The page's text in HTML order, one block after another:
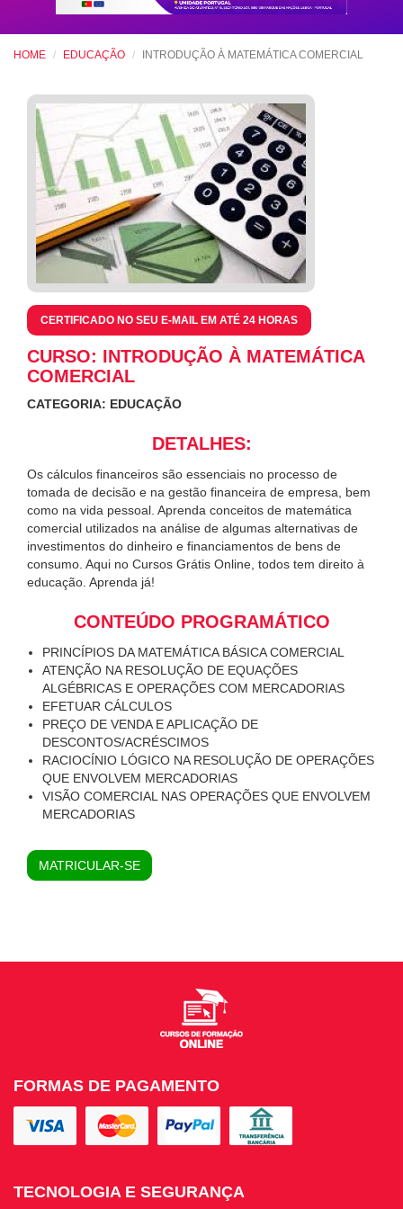
HOME EDUCAÇÃO INTRODUÇÃO À MATEMÁTICA COMERCIAL
CERTIFICADO NO SEU E-MAIL EM ATÉ 24 HORAS
CURSO: INTRODUÇÃO À MATEMÁTICA
COMERCIAL
CATEGORIA: EDUCAÇÃO
DETALHES:
Os cálculos financeiros são essenciais no processo de
tomada de decisão e na gestão financeira de empresa, bem
como na vida pessoal. Aprenda conceitos de matemática
comercial utilizados na análise de algumas alternativas de
investimentos do dinheiro e financiamentos de bens de
consumo. Aqui no Cursos Grátis Online, todos tem direito à
educação. Aprenda já!
CONTEÚDO PROGRAMÁTICO
PRINCÍPIOS DA MATEMÁTICA BÁSICA COMERCIAL
ATENÇÃO NA RESOLUÇÃO DE EQUAÇÕES
ALGÉBRICAS E OPERAÇÕES COM MERCADORIAS
EFETUAR CÁLCULOS
PREÇO DE VENDA E APLICAÇÃO DE
DESCONTOS/ACRÉSCIMOS
RACIOCÍNIO LÓGICO NA RESOLUÇÃO DE OPERAÇÕES
QUE ENVOLVEM MERCADORIAS
VISÃO COMERCIAL NAS OPERAÇÕES QUE ENVOLVEM
MERCADORIAS
MATRICULAR-SE
FORMAS DE PAGAMENTO
TECNOLOGIA E SEGURANÇA